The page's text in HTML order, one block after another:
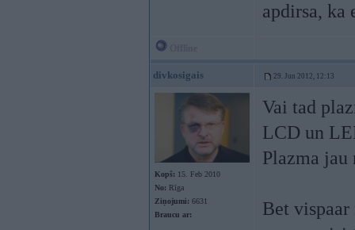
apdirsa, ka
divkosigais 29. Jun 2012, 12:13
Kopš: 15. Feb 2010
No: Rīga
Ziņojumi: 6631
Braucu ar:
Vai tad
LCD un
Plazma
Bet